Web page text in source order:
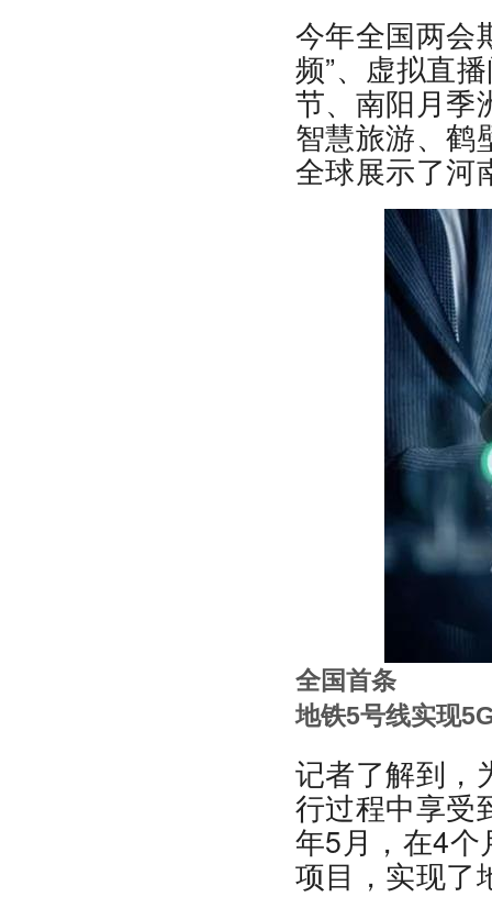
今年全国两会
频”、虚拟直
节、南阳月季
智慧旅游、鹤
全球展示了河
全国首条
地铁5号线实现
记者了解到，
行过程中享受
年5月，在4
项目，实现了